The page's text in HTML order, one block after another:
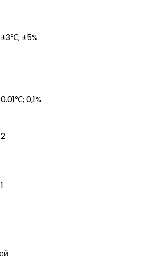
±3℃; ±5%
0.01℃; 0,1%
2
1